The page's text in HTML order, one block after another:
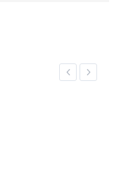
Previous
Next